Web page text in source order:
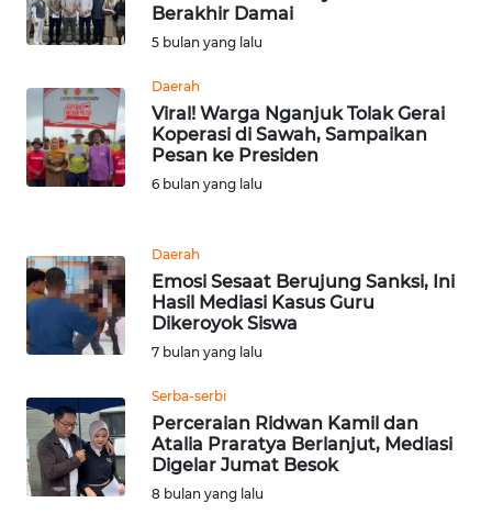
Berakhir Damai
5 bulan yang lalu
Daerah
Viral! Warga Nganjuk Tolak Gerai
Koperasi di Sawah, Sampaikan
Pesan ke Presiden
6 bulan yang lalu
Daerah
Emosi Sesaat Berujung Sanksi, Ini
Hasil Mediasi Kasus Guru
Dikeroyok Siswa
7 bulan yang lalu
Serba-serbi
Perceraian Ridwan Kamil dan
Atalia Praratya Berlanjut, Mediasi
Digelar Jumat Besok
8 bulan yang lalu
KAMI
PEDOMAN
MEDIA
SIBER
KARIR
Wahana
News
Regional